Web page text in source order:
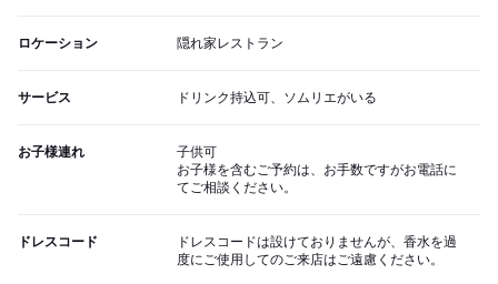
ロケーション 隠れ家レストラン
サービス ドリンク持込可、ソムリエがいる
お子様連れ
子供可
お子様を含むご予約は、お手数ですがお電話に
てご相談ください。
ドレスコード
ドレスコードは設けておりませんが、香水を過
度にご使用してのご来店はご遠慮ください。